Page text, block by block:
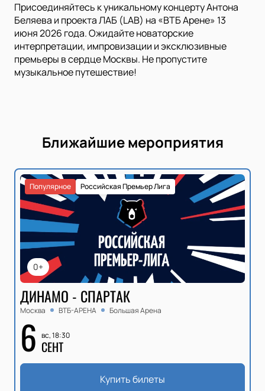
Присоединяйтесь к уникальному концерту Антона
Беляева и проекта ЛАБ (LAB) на «ВТБ Арене» 13
июня 2026 года. Ожидайте новаторские
интерпретации, импровизации и эксклюзивные
премьеры в сердце Москвы. Не пропустите
музыкальное путешествие!
Ближайшие мероприятия
0+
Российская Премьер Лига
Популярное
ДИНАМО - СПАРТАК
Москва ВТБ-АРЕНА Большая Арена
6 вс, 18:30
СЕНТ
Купить билеты